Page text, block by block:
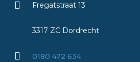
Fregatstraat 13
3317 ZC Dordrecht
0180 472 634